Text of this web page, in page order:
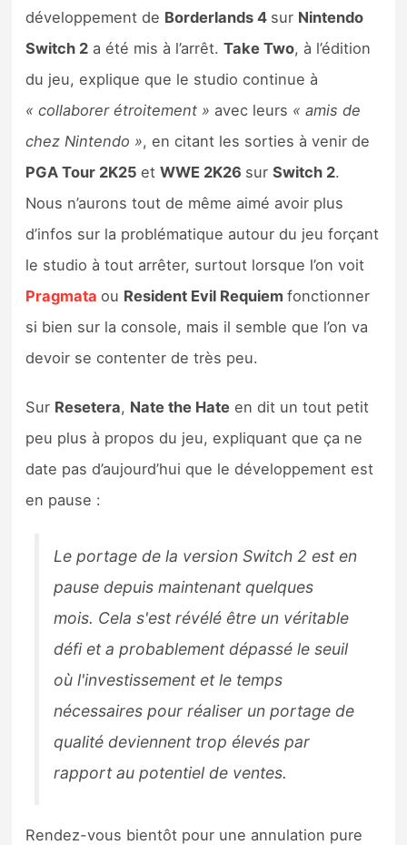
développement de Borderlands 4 sur Nintendo
Switch 2 a été mis à l’arrêt.Take Two, à l’édition
du jeu, explique que le studio continue à
« collaborer étroitement » avec leurs « amis de
chez Nintendo », en citant les sorties à venir de
PGA Tour 2K25etWWE 2K26 surSwitch 2.
Nous n’aurons tout de même aimé avoir plus
d’infos sur la problématique autour du jeu forçant
le studio à tout arrêter, surtout lorsque l’on voit
Pragmata ou Resident Evil Requiemfonctionner
si bien sur la console, mais il semble que l’on va
devoir se contenter de très peu.
Sur Resetera, Nate the Hate en dit un tout petit
peu plus à propos du jeu, expliquant que ça ne
date pas d’aujourd’hui que le développement est
en pause :
Le portage de la version Switch 2 est en
pause depuis maintenant quelques
mois. Cela s'est révélé être un véritable
défi et a probablement dépassé le seuil
où l'investissement et le temps
nécessaires pour réaliser un portage de
qualité deviennent trop élevés par
rapport au potentiel de ventes.
Rendez-vous bientôt pour une annulation pure